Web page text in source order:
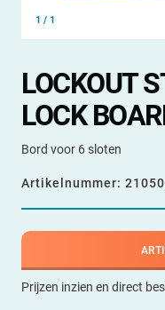
1 / 1
LOCKOUT
LOCK
Bord voor 6 sloten
Artikelnummer:
Prijzen inzien en direct